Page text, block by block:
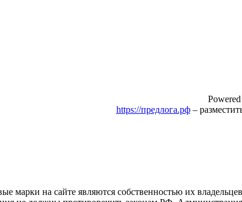
https://предлога.рф–
марки на сайте являются собственностью их